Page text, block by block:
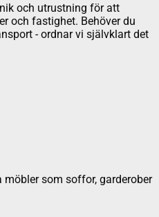
och utrustning för att
och fastighet. Behöver du
- ordnar vi självklart det
möbler som soffor, garderober